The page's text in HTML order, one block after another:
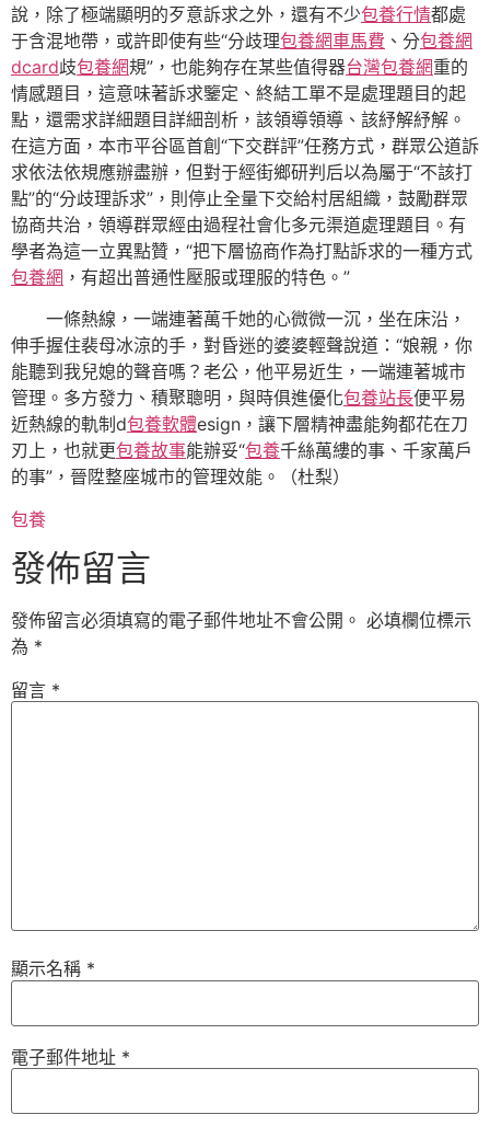
說，除了極端顯明的歹意訴求之外，還有不少包養行情都處
于含混地帶，或許即使有些“分歧理包養網車馬費 、分包養網
dcard歧包養網規”，也能夠存在某些值得器台灣包養網重的
情感題目，這意味著訴求鑒定、終結工單不是處理題目的起
點，還需求詳細題目詳細剖析，該領導領導、該紓解紓解。
在這方面，本市平谷區首創“下交群評”任務方式，群眾公道訴
求依法依規應辦盡辦，但對于經街鄉研判后以為屬于“不該打
點”的“分歧理訴求”，則停止全量下交給村居組織，鼓勵群眾
協商共治，領導群眾經由過程社會化多元渠道處理題目。有
學者為這一立異點贊，“把下層協商作為打點訴求的一種方式
包養網 ，有超出普通性壓服或理服的特色。”
一條熱線，一端連著萬千她的心微微一沉，坐在床沿，
伸手握住裴母冰涼的手，對昏迷的婆婆輕聲說道：“娘親，你
能聽到我兒媳的聲音嗎？老公，他平易近生，一端連著城市
管理。多方發力、積聚聰明，與時俱進優化包養站長便平易
近熱線的軌制d包養軟體esign，讓下層精神盡能夠都花在刀
刃上，也就更包養故事能辦妥“包養千絲萬縷的事、千家萬戶
的事”，晉陞整座城市的管理效能。（杜梨）
包養
發佈留言
發佈留言必須填寫的電子郵件地址不會公開。 必填欄位標示
為 *
留言 *
顯示名稱 *
電子郵件地址 *